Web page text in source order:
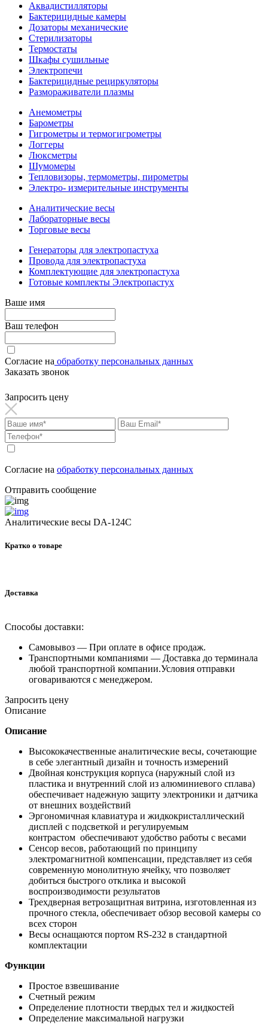
Аквадистилляторы
Бактерицидные камеры
Дозаторы механические
Стерилизаторы
Термостаты
Шкафы сушильные
Электропечи
Бактерицидные рециркуляторы
Размораживатели плазмы
Анемометры
Барометры
Гигрометры и термогигрометры
Логгеры
Люксметры
Шумомеры
Тепловизоры, термометры, пирометры
Электро- измерительные инструменты
Аналитические весы
Лабораторные весы
Торговые весы
Генераторы для электропастуха
Провода для электропастуха
Комплектующие для электропастуха
Готовые комплекты Электропастух
Ваше имя
Ваш телефон
Согласие на обработку персональных данных
Заказать звонок
Запросить цену
Согласие на обработку персональных данных
Отправить сообщение
Аналитические весы DA-124C
Кратко о товаре
Доставка
Способы доставки:
Самовывоз — При оплате в офисе продаж.
Транспортными компаниями — Доставка до терминала
любой транспортной компании.Условия отправки
оговариваются с менеджером.
Запросить цену
Описание
Описание
Высококачественные аналитические весы, сочетающие
в себе элегантный дизайн и точность измерений
Двойная конструкция корпуса (наружный слой из
пластика и внутренний слой из алюминиевого сплава)
обеспечивает надежную защиту электроники и датчика
от внешних воздействий
Эргономичная клавиатура и жидкокристаллический
дисплей с подсветкой и регулируемым
контрастом обеспечивают удобство работы с весами
Сенсор весов, работающий по принципу
электромагнитной компенсации, представляет из себя
современную монолитную ячейку, что позволяет
добиться быстрого отклика и высокой
воспроизводимости результатов
Трехдверная ветрозащитная витрина, изготовленная из
прочного стекла, обеспечивает обзор весовой камеры со
всех сторон
Весы оснащаются портом RS-232 в стандартной
комплектации
​Функции
Простое взвешивание
Счетный режим
Определение плотности твердых тел и жидкостей
Определение максимальной нагрузки